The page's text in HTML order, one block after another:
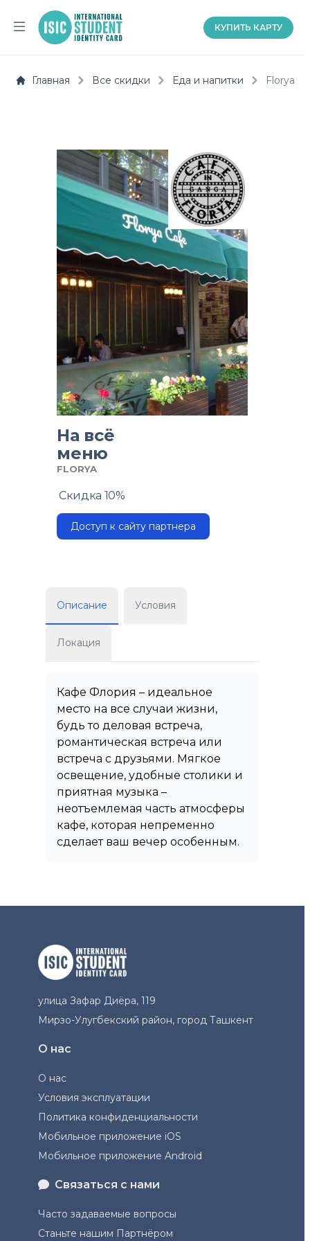
Главная
нас
КУПИТЬ КАРТУ
Главная Все скидки Еда и напитки Florya
На всё
меню
FLORYA
Скидка 10%
Доступ к сайту партнера
Описание Условия
Локация
Кафе Флория – идеальное
место на все случаи жизни,
будь то деловая встреча,
романтическая встреча или
встреча с друзьями. Мягкое
освещение, удобные столики и
приятная музыка –
неотъемлемая часть атмосферы
кафе, которая непременно
сделает ваш вечер особенным.
улица Зафар Диёра, 119
Мирзо-Улугбекский район, город Ташкент
О нас
О нас
Условия эксплуатации
Политика конфиденциальности
Мобильное приложение iOS
Мобильное приложение Android
Связаться с нами
Часто задаваемые вопросы
Станьте нашим Партнёром